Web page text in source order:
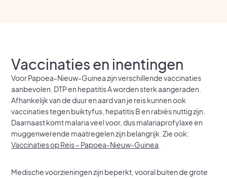
Vaccinaties en inentingen
Voor Papoea-Nieuw-Guinea zijn verschillende vaccinaties
aanbevolen. DTP en hepatitis A worden sterk aangeraden.
Afhankelijk van de duur en aard van je reis kunnen ook
vaccinaties tegen buiktyfus, hepatitis B en rabiës nuttig zijn.
Daarnaast komt malaria veel voor, dus malariaprofylaxe en
muggenwerende maatregelen zijn belangrijk. Zie ook:
Vaccinaties op Reis – Papoea-Nieuw-Guinea
Medische voorzieningen zijn beperkt, vooral buiten de grote